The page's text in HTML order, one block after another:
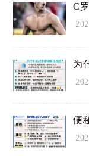
C
为
便